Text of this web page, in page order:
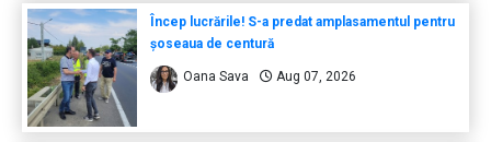
Încep lucrările! S-a predat amplasamentul pentru
șoseaua de centură
Oana Sava Aug 07, 2026